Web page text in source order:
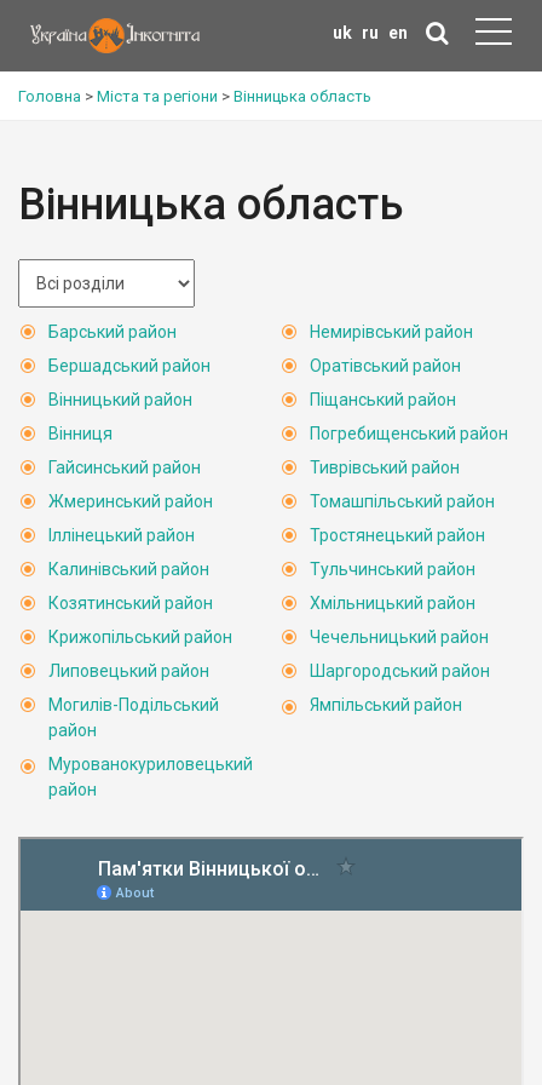
uk ru en
Головна > Міста та регіони > Вінницька область
Вінницька область
Барський район
Бершадський район
Вінницький район
Вінниця
Гайсинський район
Жмеринський район
Іллінецький район
Калинівський район
Козятинський район
Крижопільський район
Липовецький район
Могилів-Подільський
район
Мурованокуриловецький
район
Немирівський район
Оратівський район
Піщанський район
Погребищенський район
Тиврівський район
Томашпільський район
Тростянецький район
Тульчинський район
Хмільницький район
Чечельницький район
Шаргородський район
Ямпільський район